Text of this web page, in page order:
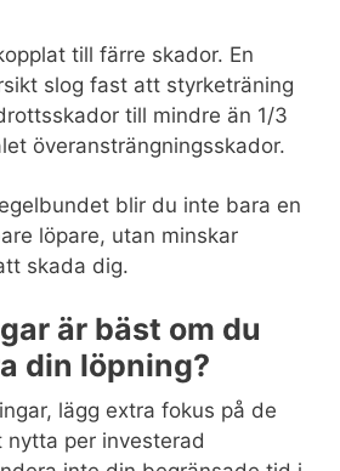
till färre skador. En
slog fast att styrketräning
till mindre än 1/3
överansträngningsskador.
blir du inte bara en
löpare, utan minskar
skada dig.
är bäst om du
din löpning?
lägg extra fokus på de
nytta per investerad